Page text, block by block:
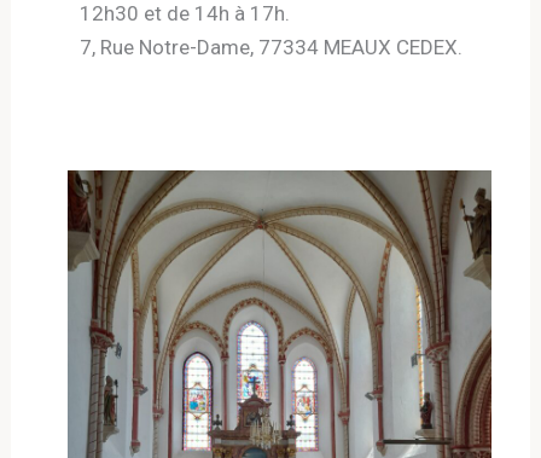
12h30 et de 14h à 17h.
7, Rue Notre-Dame, 77334 MEAUX CEDEX.